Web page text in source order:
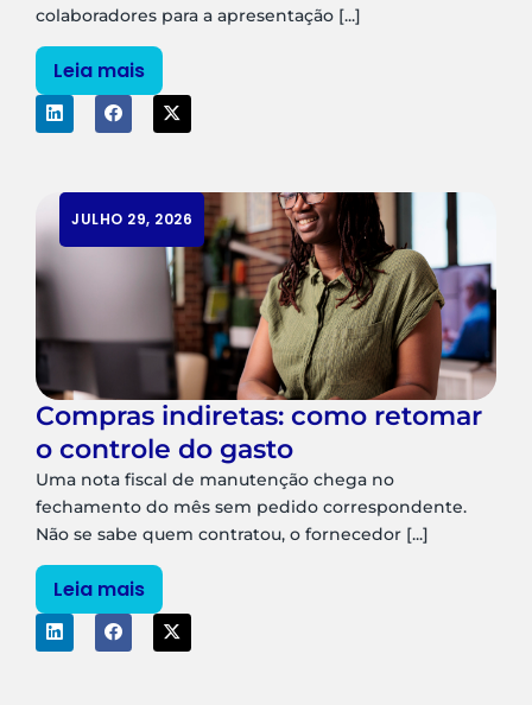
colaboradores para a apresentação [...]
Leia mais
JULHO 29, 2026
Compras indiretas: como retomar
o controle do gasto
Uma nota fiscal de manutenção chega no
fechamento do mês sem pedido correspondente.
Não se sabe quem contratou, o fornecedor [...]
Leia mais